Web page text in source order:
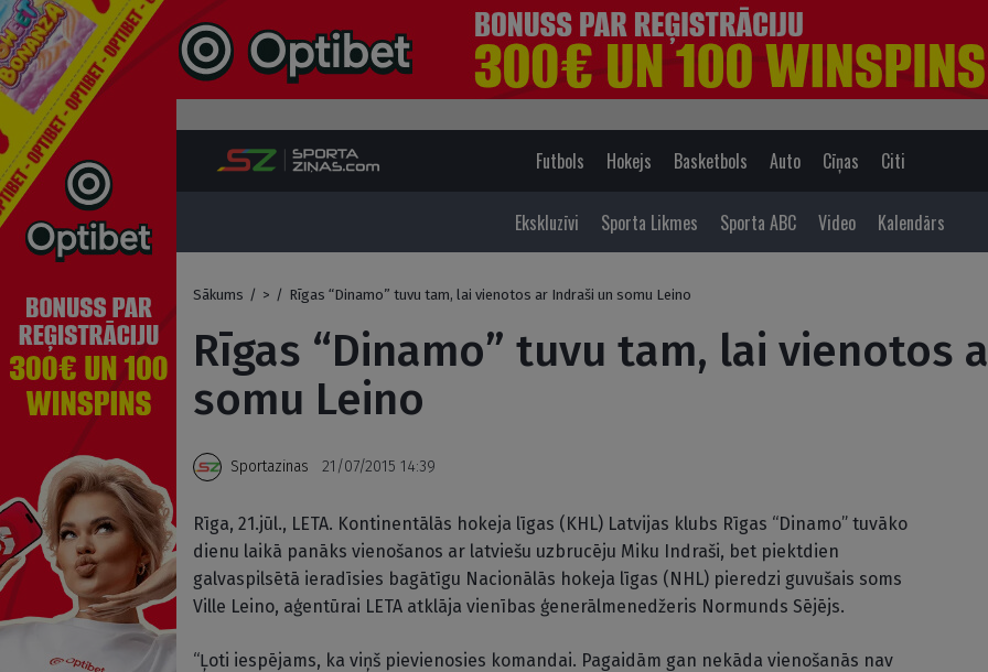
Futbols Hokejs Basketbols Auto Cīņas Citi
Ekskluzīvi Sporta Likmes Sporta ABC Video Kalendārs
Sākums / > / Rīgas “Dinamo” tuvu tam, lai vienotos ar Indraši un somu Leino
Rīgas “Dinamo” tuvu tam, lai vienotos
somu Leino
Sportazinas 21/07/2015 14:39
Rīga, 21.jūl., LETA. Kontinentālās hokeja līgas (KHL) Latvijas klubs Rīgas “Dinamo” tuvāko
dienu laikā panāks vienošanos ar latviešu uzbrucēju Miku Indraši, bet piektdien
galvaspilsētā ieradīsies bagātīgu Nacionālās hokeja līgas (NHL) pieredzi guvušais soms
Ville Leino, aģentūrai LETA atklāja vienības ģenerālmenedžeris Normunds Sējējs.
“Ļoti iespējams, ka viņš pievienosies komandai. Pagaidām gan nekāda vienošanās nav